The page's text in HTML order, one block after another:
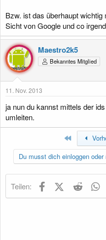
Bzw. ist das überhaupt
Sicht von Google und co
Maestro2k5
Bekanntes Mitglied
11. Nov. 2013
ja nun du kannst mittels der
umleiten.
Erste
Du musst dich einloggen
Teilen: FacebookX (Twitter)
Reddit